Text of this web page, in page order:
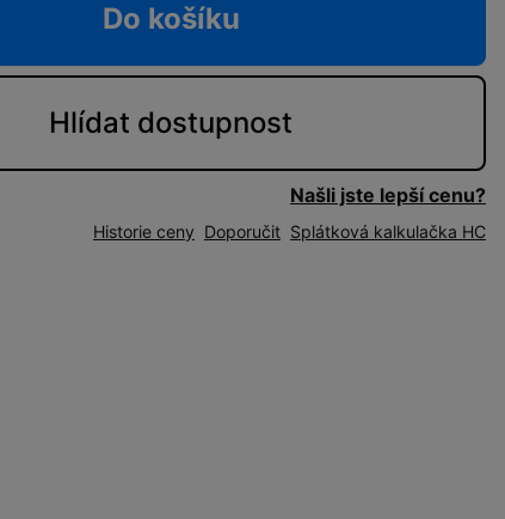
Do košíku
Hlídat dostupnost
Našli jste lepší cenu?
Historie ceny Doporučit Splátková kalkulačka HC